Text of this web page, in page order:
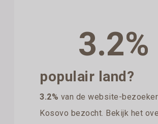
3.2%
populair land?
3.2% van de website-
Kosovo bezocht. Bekijk het